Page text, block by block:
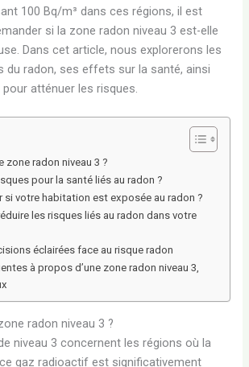
100 Bq/m³ dans ces régions, il est
si la zone radon niveau 3 est-elle
Dans cet article, nous explorerons les
du radon, ses effets sur la santé, ainsi
atténuer les risques.
zone radon niveau 3 ?
pour la santé liés au radon ?
si votre habitation est exposée au radon ?
les risques liés au radon dans votre
éclairées face au risque radon
à propos d’une zone radon niveau 3,
radon niveau 3 ?
niveau 3 concernent les régions où la
gaz radioactif est significativement